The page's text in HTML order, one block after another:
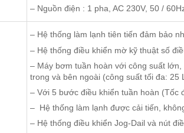
– Nguồn điện : 1 pha, AC 230V, 50 /
– Hệ thống làm lạnh tiên tiến đảm bảo
– Hệ thống điều khiển mờ kỹ thuật số
– Máy bơm tuần hoàn với công suất
trong và bên ngoài (công suất tối đa: 25
– Với 5 bước điều khiển tuần hoàn (Tốc
– Hệ thống làm lạnh được cải tiến,
– Hệ thống điều khiển Jog-Dail và nút